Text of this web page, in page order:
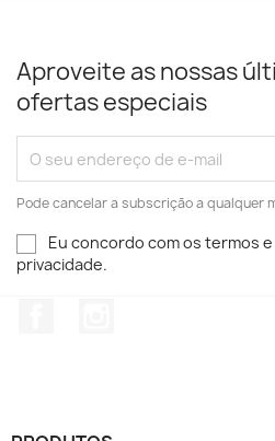
Aproveite as nossas
ofertas especiais
Pode cancelar a subscrição a qualquer
Eu concordo com os termos
privacidade.